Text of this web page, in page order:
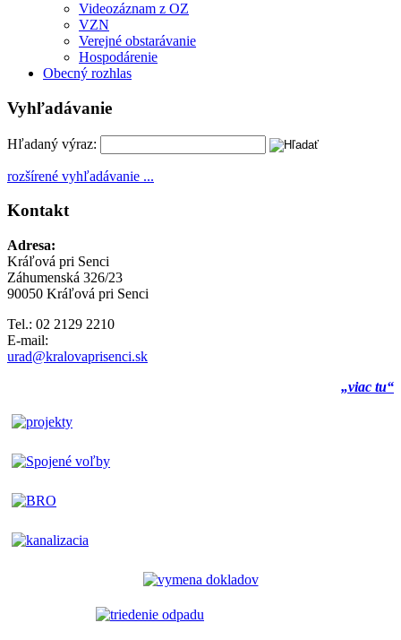
Videozáznam z OZ
VZN
Verejné obstarávanie
Hospodárenie
Obecný rozhlas
Vyhľadávanie
Hľadaný výraz:
rozšírené vyhľadávanie ...
Kontakt
Adresa:
Kráľová pri Senci
Záhumenská 326/23
90050 Kráľová pri Senci
Tel.: 02 2129 2210
E-mail:
urad@kralovaprisenci.sk
„viac tu“